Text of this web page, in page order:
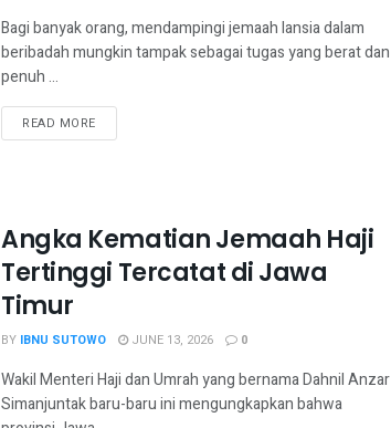
Bagi banyak orang, mendampingi jemaah lansia dalam
beribadah mungkin tampak sebagai tugas yang berat dan
penuh ...
READ MORE
Angka Kematian Jemaah Haji
Tertinggi Tercatat di Jawa
Timur
BY IBNU SUTOWO JUNE 13, 2026 0
Wakil Menteri Haji dan Umrah yang bernama Dahnil Anzar
Simanjuntak baru-baru ini mengungkapkan bahwa